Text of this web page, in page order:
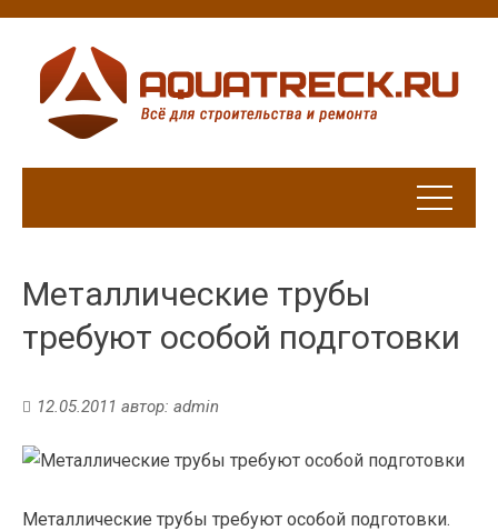
Металлические трубы
требуют особой подготовки
12.05.2011 автор: admin
Металлические трубы требуют особой подготовки.